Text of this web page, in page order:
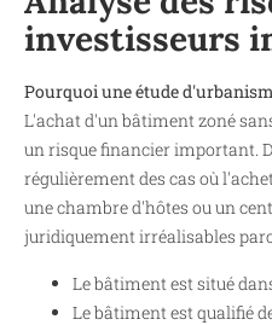
investisseurs
Pourquoi une étude
L'achat d'un bâtiment zoné
un risque financier important.
régulièrement des cas où
une chambre d'hôtes ou un
juridiquement irréalisables
Le bâtiment est situé
Le bâtiment est qualifié